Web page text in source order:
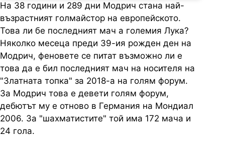
На 38 години и 289 дни Модрич стана най-
възрастният голмайстор на европейското.
Това ли бе последният мач а големия Лука?
Няколко месеца преди 39-ия рожден ден на
Модрич, феновете се питат възможно ли е
това да е бил последният мач на носителя на
"Златната топка" за 2018-а на голям форум.
За Модрич това е девети голям форум,
дебютът му е отново в Германия на Мондиал
2006. За "шахматистите" той има 172 мача и
24 гола.